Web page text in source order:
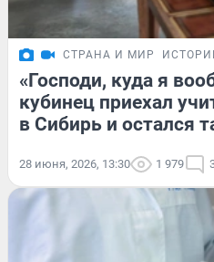
СТРАНА И МИР
«Господи, куда я
кубинец приехал
в Сибирь и остался
28 июня, 2026, 13:30 1 979